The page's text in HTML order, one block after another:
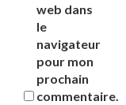
web dans
le
navigateur
pour mon
prochain
commentaire.